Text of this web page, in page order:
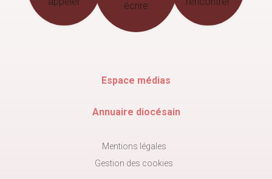
écrire
Espace médias
Annuaire diocésain
Mentions légales
Gestion des cookies